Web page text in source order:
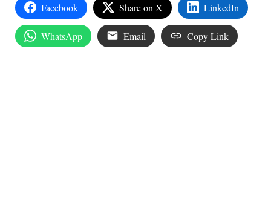
Facebook Share on X LinkedIn
WhatsApp Email Copy Link